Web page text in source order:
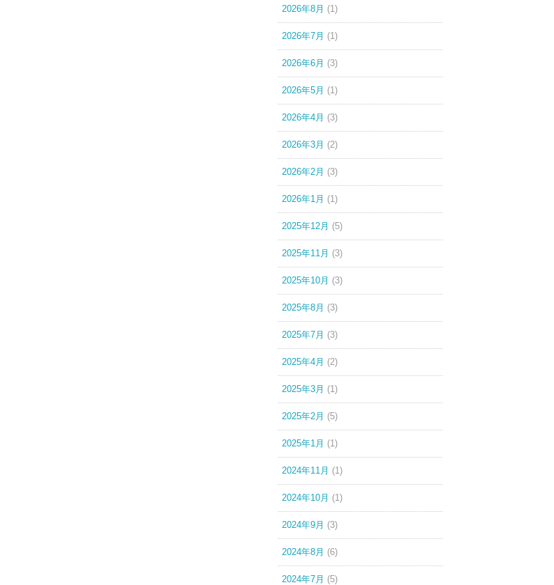
2026年8月 (1)
2026年7月 (1)
2026年6月 (3)
2026年5月 (1)
2026年4月 (3)
2026年3月 (2)
2026年2月 (3)
2026年1月 (1)
2025年12月 (5)
2025年11月 (3)
2025年10月 (3)
2025年8月 (3)
2025年7月 (3)
2025年4月 (2)
2025年3月 (1)
2025年2月 (5)
2025年1月 (1)
2024年11月 (1)
2024年10月 (1)
2024年9月 (3)
2024年8月 (6)
2024年7月 (5)